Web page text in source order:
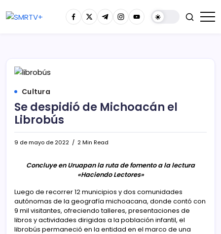
Cultura
Se despidió de Michoacán el
Librobús
9 de mayo de 2022 2 Min Read
Concluye en Uruapan la ruta de fomento a la lectura
«Haciendo Lectores»
Luego de recorrer 12 municipios y dos comunidades
autónomas de la geografía michoacana, donde contó con
9 mil visitantes, ofreciendo talleres, presentaciones de
libros y actividades dirigidas a la población infantil, el
librobús permaneció en la entidad en el marco de una